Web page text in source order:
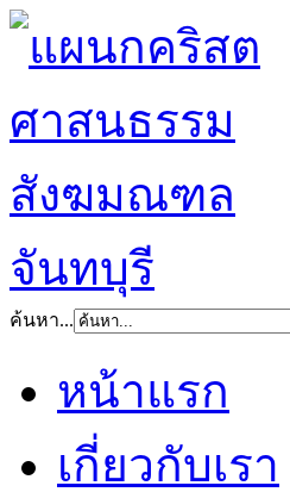
ค้นหา...
หน้าแรก
เกี่ยวกับเรา